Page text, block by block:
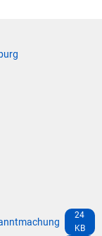
Westerburg
24
KB